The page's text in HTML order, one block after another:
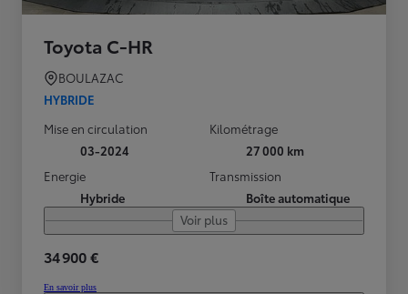
Toyota C-HR
BOULAZAC
HYBRIDE
Mise en circulation
03-2024
Kilométrage
27 000 km
Energie
Hybride
Transmission
Boîte automatique
Voir plus
34 900 €
En savoir plus